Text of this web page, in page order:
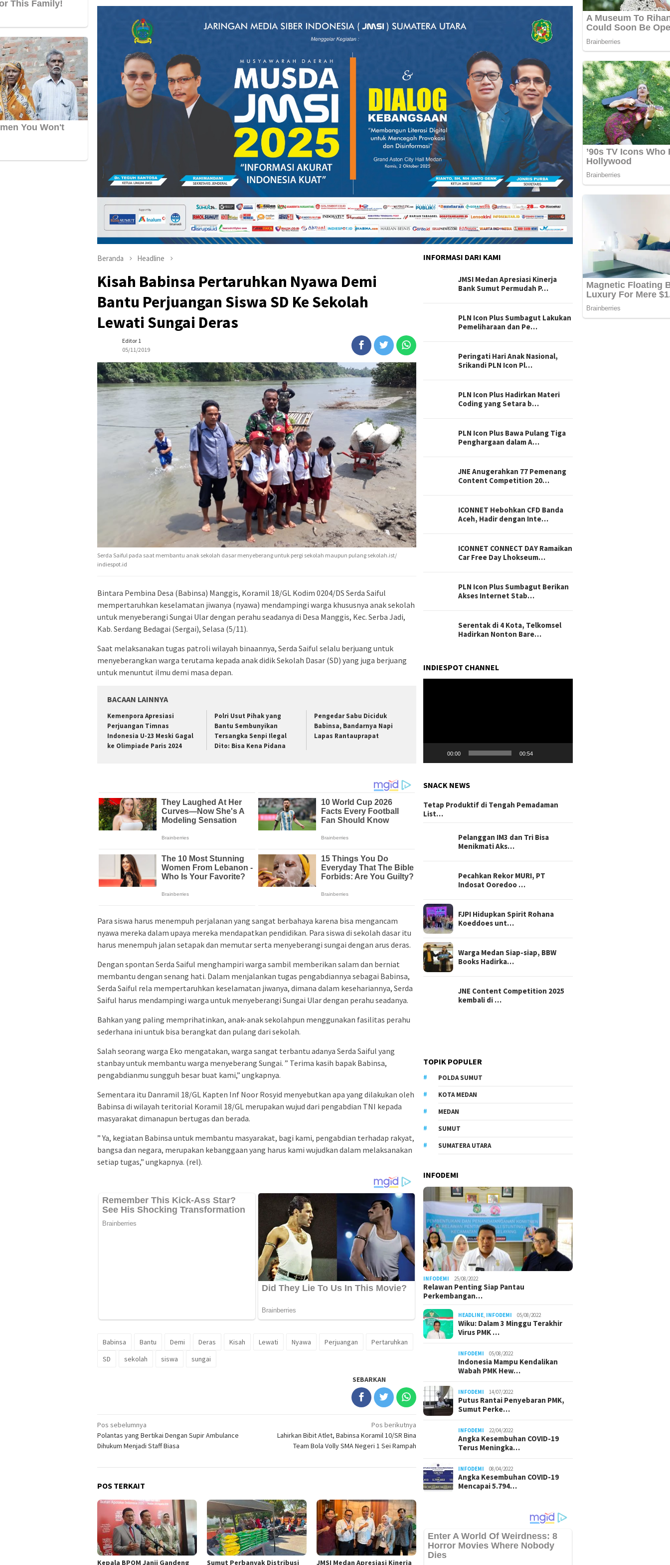
Beranda Headline
Kisah Babinsa Pertaruhkan Nyawa Demi
Bantu Perjuangan Siswa SD Ke Sekolah
Lewati Sungai Deras
Editor 1
05/11/2019
Serda Saiful pada saat membantu anak sekolah dasar menyeberang untuk pergi sekolah maupun pulang sekolah.ist/
indiespot.id
Bintara Pembina Desa (Babinsa) Manggis, Koramil 18/GL Kodim 0204/DS Serda Saiful
mempertaruhkan keselamatan jiwanya (nyawa) mendampingi warga khususnya anak sekolah
untuk menyeberangi Sungai Ular dengan perahu seadanya di Desa Manggis, Kec. Serba Jadi,
Kab. Serdang Bedagai (Sergai), Selasa (5/11).
Saat melaksanakan tugas patroli wilayah binaannya, Serda Saiful selalu berjuang untuk
menyeberangkan warga terutama kepada anak didik Sekolah Dasar (SD) yang juga berjuang
untuk menuntut ilmu demi masa depan.
BACAAN LAINNYA
Kemenpora Apresiasi
Perjuangan Timnas
Indonesia U-23 Meski Gagal
ke Olimpiade Paris 2024
Polri Usut Pihak yang
Bantu Sembunyikan
Tersangka Senpi Ilegal
Dito: Bisa Kena Pidana
Pengedar Sabu Diciduk
Babinsa, Bandarnya Napi
Lapas Rantauprapat
Para siswa harus menempuh perjalanan yang sangat berbahaya karena bisa mengancam
nyawa mereka dalam upaya mereka mendapatkan pendidikan. Para siswa di sekolah dasar itu
harus menempuh jalan setapak dan memutar serta menyeberangi sungai dengan arus deras.
Dengan spontan Serda Saiful menghampiri warga sambil memberikan salam dan berniat
membantu dengan senang hati. Dalam menjalankan tugas pengabdiannya sebagai Babinsa,
Serda Saiful rela mempertaruhkan keselamatan jiwanya, dimana dalam kesehariannya, Serda
Saiful harus mendampingi warga untuk menyeberangi Sungai Ular dengan perahu seadanya.
Bahkan yang paling memprihatinkan, anak-anak sekolahpun menggunakan fasilitas perahu
sederhana ini untuk bisa berangkat dan pulang dari sekolah.
Salah seorang warga Eko mengatakan, warga sangat terbantu adanya Serda Saiful yang
stanbay untuk membantu warga menyeberang Sungai. ” Terima kasih bapak Babinsa,
pengabdianmu sungguh besar buat kami,” ungkapnya.
Sementara itu Danramil 18/GL Kapten Inf Noor Rosyid menyebutkan apa yang dilakukan oleh
Babinsa di wilayah teritorial Koramil 18/GL merupakan wujud dari pengabdian TNI kepada
masyarakat dimanapun bertugas dan berada.
” Ya, kegiatan Babinsa untuk membantu masyarakat, bagi kami, pengabdian terhadap rakyat,
bangsa dan negara, merupakan kebanggaan yang harus kami wujudkan dalam melaksanakan
setiap tugas,” ungkapnya. (rel).
Babinsa Bantu Demi Deras Kisah Lewati Nyawa Perjuangan
Pertaruhkan
SD
sekolah siswa sungai
SEBARKAN
Navigasi
pos
Pos sebelumnya
Polantas yang Bertikai Dengan Supir Ambulance
Dihukum Menjadi Staff Biasa
Pos berikutnya
Lahirkan Bibit Atlet, Babinsa Koramil 10/SR Bina
Team Bola Volly SMA Negeri 1 Sei Rampah
POS TERKAIT
Kepala BPOM Janji Gandeng Sumut Perbanyak Distribusi JMSI Medan Apresiasi Kinerja
INFORMASI DARI KAMI
JMSI Medan Apresiasi Kinerja
Bank Sumut Permudah P…
PLN Icon Plus Sumbagut Lakukan
Pemeliharaan dan Pe…
Peringati Hari Anak Nasional,
Srikandi PLN Icon Pl…
PLN Icon Plus Hadirkan Materi
Coding yang Setara b…
PLN Icon Plus Bawa Pulang Tiga
Penghargaan dalam A…
JNE Anugerahkan 77 Pemenang
Content Competition 20…
ICONNET Hebohkan CFD Banda
Aceh, Hadir dengan Inte…
ICONNET CONNECT DAY Ramaikan
Car Free Day Lhokseum…
PLN Icon Plus Sumbagut Berikan
Akses Internet Stab…
Serentak di 4 Kota, Telkomsel
Hadirkan Nonton Bare…
INDIESPOT CHANNEL
00:00 00:54
SNACK NEWS
Tetap Produktif di Tengah Pemadaman
List…
Pelanggan IM3 dan Tri Bisa
Menikmati Aks…
Pecahkan Rekor MURI, PT
Indosat Ooredoo …
FJPI Hidupkan Spirit Rohana
Koeddoes unt…
Warga Medan Siap-siap, BBW
Books Hadirka…
JNE Content Competition 2025
kembali di …
TOPIK POPULER
POLDA SUMUT
KOTA MEDAN
MEDAN
SUMUT
SUMATERA UTARA
INFODEMI
INFODEMI 25/08/2022
Relawan Penting Siap Pantau
Perkembangan…
HEADLINE, INFODEMI 05/08/2022
Wiku: Dalam 3 Minggu Terakhir
Virus PMK …
INFODEMI 05/08/2022
Indonesia Mampu Kendalikan
Wabah PMK Hew…
INFODEMI 14/07/2022
Putus Rantai Penyebaran PMK,
Sumut Perke…
INFODEMI 22/04/2022
Angka Kesembuhan COVID-19
Terus Meningka…
INFODEMI 08/04/2022
Angka Kesembuhan COVID-19
Mencapai 5.794…